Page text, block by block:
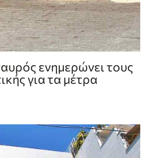
ενημερώνει τους
για τα μέτρα